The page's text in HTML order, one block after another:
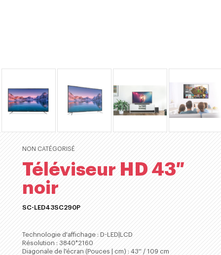
NON CATÉGORISÉ
Téléviseur HD 43″
noir
SC-LED43SC290P
ACHETER
Technologie d'affichage : D-LED|LCD
Résolution : 3840*2160
Diagonale de l'écran (Pouces | cm) : 43'' / 109 cm